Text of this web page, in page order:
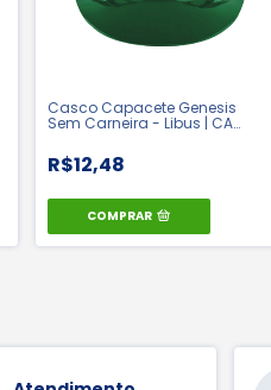
Casco Capacete Genesis
Sem Carneira - Libus | CA
R$12,48
COMPRAR